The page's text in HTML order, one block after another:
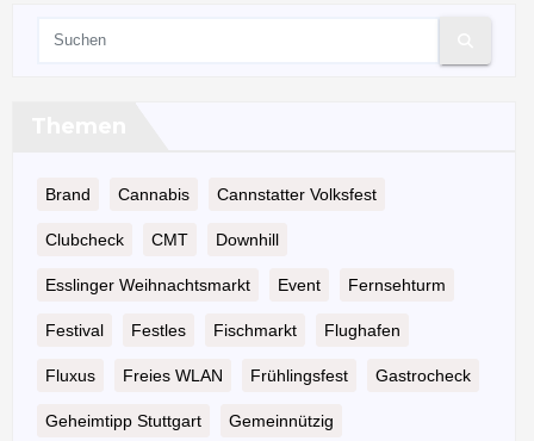
Brand Cannabis Cannstatter Volksfest
Clubcheck CMT Downhill
Esslinger Weihnachtsmarkt Event Fernsehturm
Festival Festles Fischmarkt Flughafen
Fluxus Freies WLAN Frühlingsfest Gastrocheck
Geheimtipp Stuttgart Gemeinnützig